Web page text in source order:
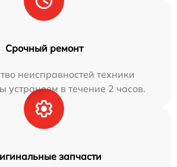
Срочный ремонт
неисправностей техники
устраняем в течение 2 часов.
запчасти